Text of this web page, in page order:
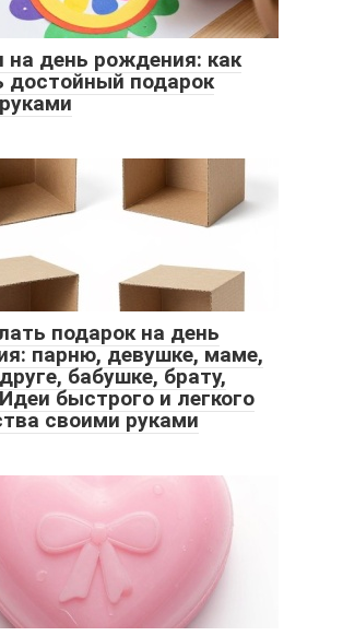
на день рождения: как
достойный подарок
подарок на день
парню, девушке, маме,
бабушке, брату,
быстрого и легкого
своими руками